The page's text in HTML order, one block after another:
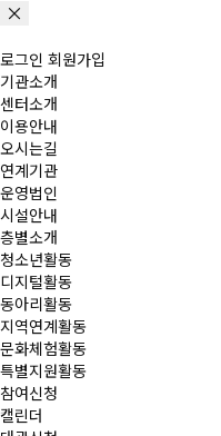
로그인 회원가입
기관소개
센터소개
이용안내
오시는길
연계기관
운영법인
시설안내
층별소개
청소년활동
디지털활동
동아리활동
지역연계활동
문화체험활동
특별지원활동
참여신청
캘린더